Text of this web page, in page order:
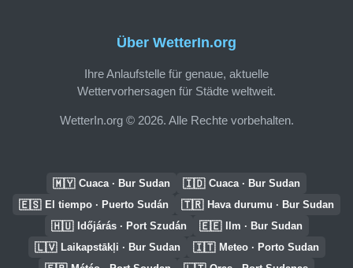
Über WetterIn.org
Ihre Anlaufstelle für genaue, aktuelle
Wettervorhersagen für Städte weltweit.
WetterIn.org © 2026. Alle Rechte vorbehalten.
🇲🇾 Cuaca · Bur Sudan 🇮🇩 Cuaca · Bur Sudan
🇪🇸 El tiempo · Puerto Sudán 🇹🇷 Hava durumu · Bur Sudan
🇭🇺 Időjárás · Port Szudán 🇪🇪 Ilm · Bur Sudan
🇱🇻 Laikapstākļi · Bur Sudan 🇮🇹 Meteo · Porto Sudan